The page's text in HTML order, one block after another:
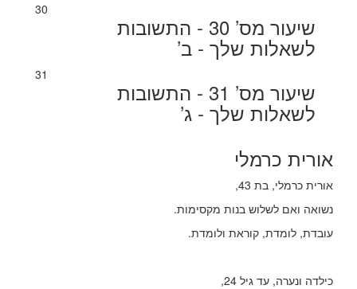
30
שיעור מס’ 30 - התשובות
לשאלות שלך - ב’
31
שיעור מס’ 31 - התשובות
לשאלות שלך - ג’
אורית כרמלי
אורית כרמלי, בת 43,
נשואה ואם לשלוש בנות מקסימות.
עובדת, לומדת, קוראת ולומדת.
כילדה ונערה, עד גיל 24,